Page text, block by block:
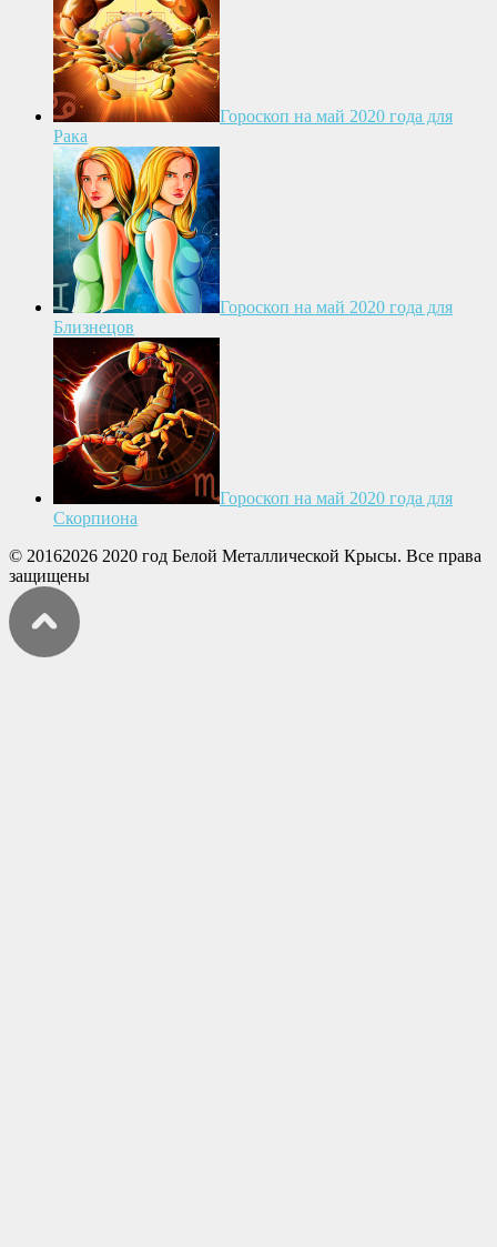
Гороскоп на май 2020 года для
Рака
Гороскоп на май 2020 года для
Близнецов
Гороскоп на май 2020 года для
Скорпиона
© 20162026 2020 год Белой Металлической Крысы. Все права
защищены